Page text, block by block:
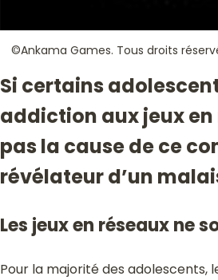
©Ankama Games. Tous droits
Si certains
addiction aux jeux en
pas la cause de ce
révélateur d’un
Les jeux en réseaux ne
Pour la majorité des adolescents,